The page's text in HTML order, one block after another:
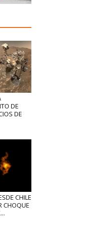
DE
DE
CHILE
CHOQUE